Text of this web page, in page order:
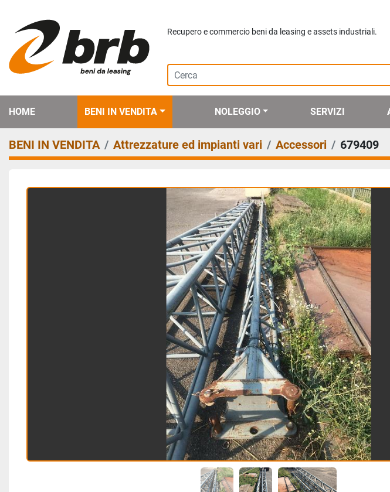
Recupero e commercio beni da leasing e assets industriali.
HOME BENI IN VENDITA NOLEGGIO SERVIZI
BENI IN VENDITA Attrezzature ed impianti vari Accessori 679409